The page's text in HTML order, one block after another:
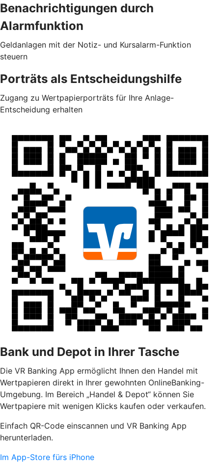
Benachrichtigungen durch
Alarmfunktion
Geldanlagen mit der Notiz- und Kursalarm-Funktion
steuern
Porträts als Entscheidungshilfe
Zugang zu Wertpapierporträts für Ihre Anlage-
Entscheidung erhalten
Bank und Depot in Ihrer Tasche
Die VR Banking App ermöglicht Ihnen den Handel mit
Wertpapieren direkt in Ihrer gewohnten OnlineBanking-
Umgebung. Im Bereich „Handel & Depot“ können Sie
Wertpapiere mit wenigen Klicks kaufen oder verkaufen.
Einfach QR-Code einscannen und VR Banking App
herunterladen.
Im App-Store fürs iPhone